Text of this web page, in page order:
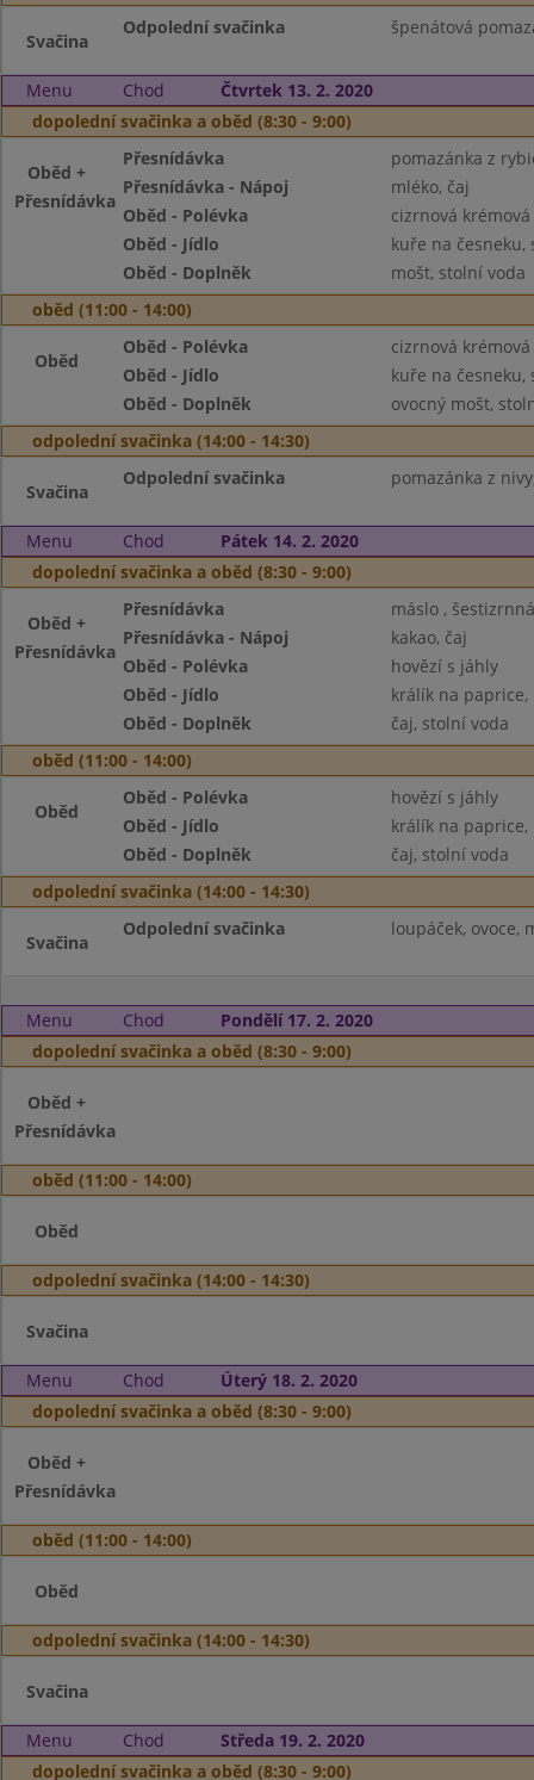
Svačina
Odpolední svačinka špenátová
Menu Chod
Čtvrtek 13. 2. 2020
dopolední svačinka a oběd (8:30 - 9:00)
Oběd +
Přesnídávka
Přesnídávka
pomazánka z
Přesnídávka - Nápoj
mléko, čaj
Oběd - Polévka
cizrnová krémová
Oběd - Jídlo
kuře na
Oběd - Doplněk
mošt, stolní voda
oběd (11:00 - 14:00)
Oběd
Oběd - Polévka
cizrnová krémová
Oběd - Jídlo
kuře na
Oběd - Doplněk
ovocný mošt,
odpolední svačinka (14:00 - 14:30)
Svačina
Odpolední svačinka pomazánka z
Menu Chod
Pátek 14. 2. 2020
dopolední svačinka a oběd (8:30 - 9:00)
Oběd +
Přesnídávka
Přesnídávka
máslo ,
Přesnídávka - Nápoj
kakao, čaj
Oběd - Polévka
hovězí s jáhly
Oběd - Jídlo
králík na
Oběd - Doplněk
čaj, stolní voda
oběd (11:00 - 14:00)
Oběd
Oběd - Polévka
hovězí s jáhly
Oběd - Jídlo
králík na
Oběd - Doplněk
čaj, stolní voda
odpolední svačinka (14:00 - 14:30)
Svačina
Odpolední svačinka loupáček, ovoce,
Menu Chod
Pondělí 17. 2. 2020
dopolední svačinka a oběd (8:30 - 9:00)
Oběd +
Přesnídávka
oběd (11:00 - 14:00)
Oběd
odpolední svačinka (14:00 - 14:30)
Svačina
Menu Chod
Úterý 18. 2. 2020
dopolední svačinka a oběd (8:30 - 9:00)
Oběd +
Přesnídávka
oběd (11:00 - 14:00)
Oběd
odpolední svačinka (14:00 - 14:30)
Svačina
Menu Chod
Středa 19. 2. 2020
dopolední svačinka a oběd (8:30 - 9:00)